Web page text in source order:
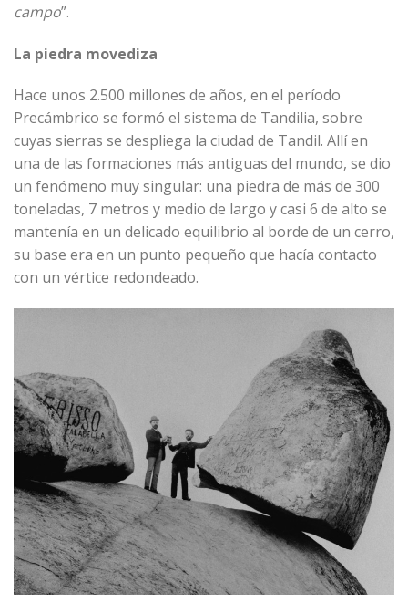
campo”.
La piedra movediza
Hace unos 2.500 millones de años, en el período
Precámbrico se formó el sistema de Tandilia, sobre
cuyas sierras se despliega la ciudad de Tandil. Allí en
una de las formaciones más antiguas del mundo, se dio
un fenómeno muy singular: una piedra de más de 300
toneladas, 7 metros y medio de largo y casi 6 de alto se
mantenía en un delicado equilibrio al borde de un cerro,
su base era en un punto pequeño que hacía contacto
con un vértice redondeado.